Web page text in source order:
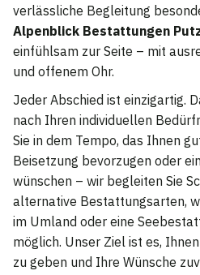
verlässliche Begleitung
Alpenblick Bestattungen
einfühlsam zur Seite – mit
und offenem Ohr.
Jeder Abschied ist einzigartig.
nach Ihren individuellen
Sie in dem Tempo, das Ihnen
Beisetzung bevorzugen oder
wünschen – wir begleiten Sie
alternative Bestattungsarten,
im Umland oder eine
möglich. Unser Ziel ist es,
zu geben und Ihre Wünsche